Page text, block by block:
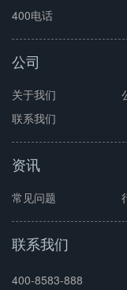
400电话
公司
关于我们
联系我们
资讯
常见问题
联系我们
400-8583-888